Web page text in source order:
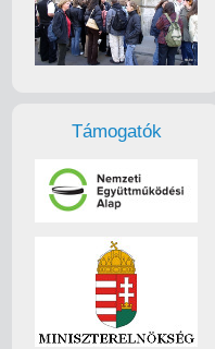
Támogatók